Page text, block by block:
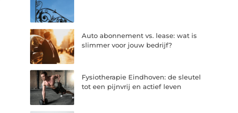
Auto abonnement vs. lease: wat is
slimmer voor jouw bedrijf?
Fysiotherapie Eindhoven: de sleutel
tot een pijnvrij en actief leven